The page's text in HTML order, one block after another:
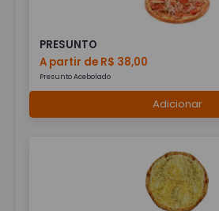
PRESUNTO
A partir de R$ 38,00
Presunto Acebolado
Adicionar